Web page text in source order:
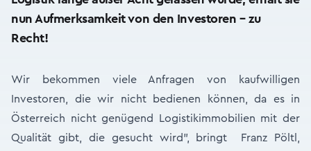
nun Aufmerksamkeit von den Investoren – zu
Recht!
Wir bekommen viele Anfragen von kaufwilligen
Investoren, die wir nicht bedienen können, da es in
Österreich nicht genügend Logistikimmobilien mit der
Qualität gibt, die gesucht wird", bringt Franz Pöltl,